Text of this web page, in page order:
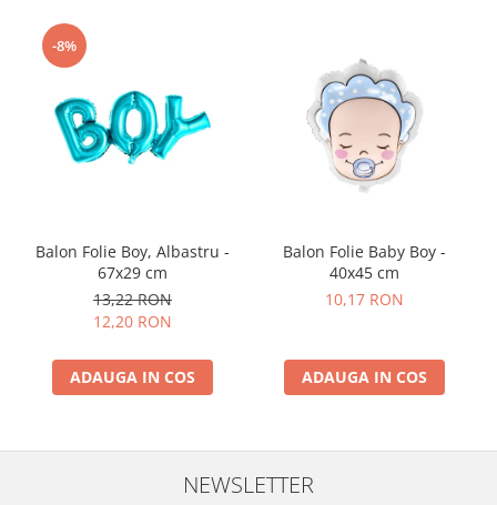
-8%
Balon Folie Boy, Albastru -
67x29 cm
13,22 RON
12,20 RON
ADAUGA IN COS
Balon Folie Baby Boy -
40x45 cm
10,17 RON
ADAUGA IN COS
NEWSLETTER